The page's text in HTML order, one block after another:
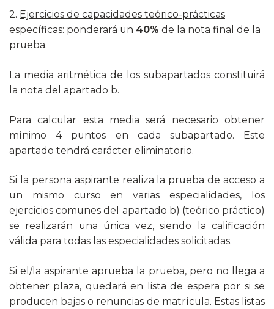
2. Ejercicios de capacidades teórico-prácticas
específicas: ponderará un 40% de la nota final de la
prueba.
La media aritmética de los subapartados constituirá
la nota del apartado b.
Para calcular esta media será necesario obtener
mínimo 4 puntos en cada subapartado. Este
apartado tendrá carácter eliminatorio.
Si la persona aspirante realiza la prueba de acceso a
un mismo curso en varias especialidades, los
ejercicios comunes del apartado b) (teórico práctico)
se realizarán una única vez, siendo la calificación
válida para todas las especialidades solicitadas.
Si el/la aspirante aprueba la prueba, pero no llega a
obtener plaza, quedará en lista de espera por si se
producen bajas o renuncias de matrícula. Estas listas